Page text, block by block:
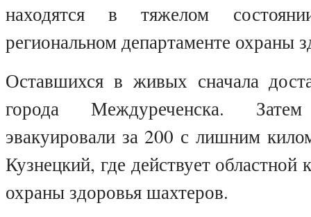
находятся в тяжелом
региональном департаменте охраны
Оставшихся в живых сначала
города Междуреченска.
эвакуировали за 200 с лишним
Кузнецкий, где действует областной
охраны здоровья шахтеров.